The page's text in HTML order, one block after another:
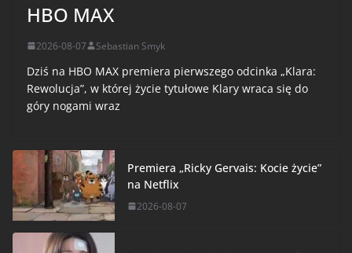
HBO MAX
2026-08-07 Sebastian Smyk
Dziś na HBO MAX premiera pierwszego odcinka „Klara:
Rewolucja”, w której życie tytułowe Klary wraca się do
góry nogami wraz
Premiera „Ricky Gervais: Kocie życie”
na Netflix
2026-08-07